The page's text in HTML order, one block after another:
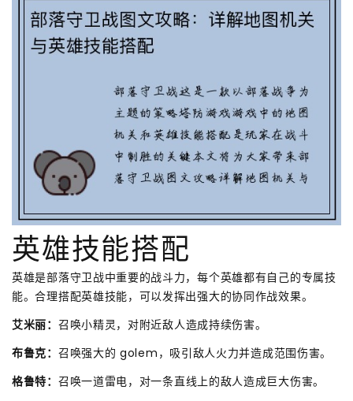
英雄技能搭配
英雄是部落守卫战中重要的战斗力，每个英雄都有自己的专属技
能。合理搭配英雄技能，可以发挥出强大的协同作战效果。
艾米丽： 召唤小精灵，对附近敌人造成持续伤害。
布鲁克： 召唤强大的 golem，吸引敌人火力并造成范围伤害。
格鲁特： 召唤一道雷电，对一条直线上的敌人造成巨大伤害。